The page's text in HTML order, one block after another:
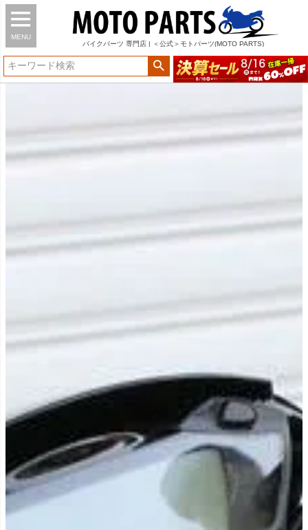
MENU
バイク パーツ 専門店 | ＜公式＞モトパーツ(MOTO PARTS)